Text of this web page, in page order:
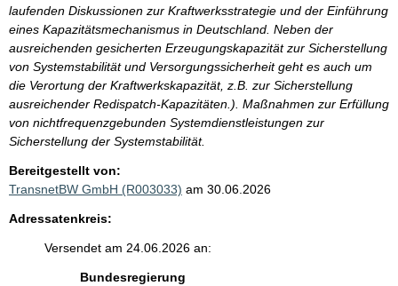
laufenden Diskussionen zur Kraftwerksstrategie und der Einführung
eines Kapazitätsmechanismus in Deutschland. Neben der
ausreichenden gesicherten Erzeugungskapazität zur Sicherstellung
von Systemstabilität und Versorgungssicherheit geht es auch um
die Verortung der Kraftwerkskapazität, z.B. zur Sicherstellung
ausreichender Redispatch-Kapazitäten.). Maßnahmen zur Erfüllung
von nichtfrequenzgebunden Systemdienstleistungen zur
Sicherstellung der Systemstabilität.
Bereitgestellt von:
TransnetBW GmbH (R003033) am 30.06.2026
Adressatenkreis:
Versendet am 24.06.2026 an:
Bundesregierung